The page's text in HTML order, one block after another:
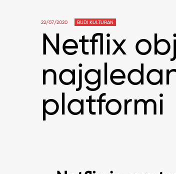
22/07/2020 BUDI KULTURAN
Netflix
platformi